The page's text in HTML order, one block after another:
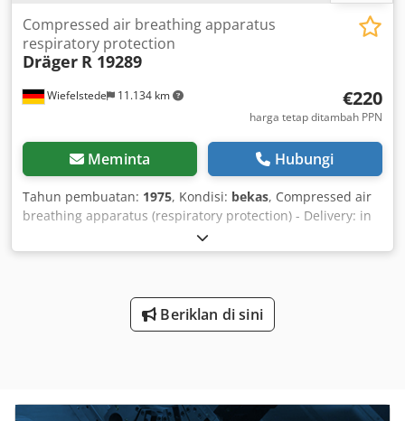
Wiefelstede 11.134 km
Compressed air breathing apparatus
respiratory protection
Dräger R 19289
€220
harga tetap ditambah PPN
Meminta Hubungi
Tahun pembuatan: 1975, Kondisi: bekas, Compressed air
breathing apparatus (respiratory protection) - Delivery: in
as-is condition as inspected - Electric pump with
emergency hand crank Csdpfxob A Hi De Ak Ejrf - Manifold:
Beriklan di sini